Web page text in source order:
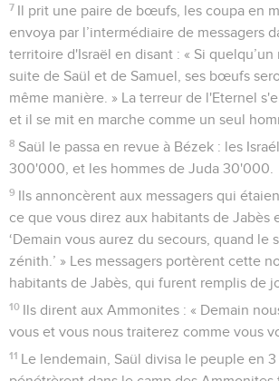
7 Il prit une paire de bœufs, les coupa en
envoya par l’intermédiaire de messagers
territoire d'Israël en disant : « Si quelqu’un
suite de Saül et de Samuel, ses bœufs
même manière. » La terreur de l'Eternel
et il se mit en marche comme un seul
8 Saül le passa en revue à Bézek : les
300'000, et les hommes de Juda 30'000.
9 Ils annoncèrent aux messagers qui
ce que vous direz aux habitants de Jabès
‘Demain vous aurez du secours, quand le
zénith.’ » Les messagers portèrent cette
habitants de Jabès, qui furent remplis de
10 Ils dirent aux Ammonites : « Demain
vous et vous nous traiterez comme vous
11 Le lendemain, Saül divisa le peuple en